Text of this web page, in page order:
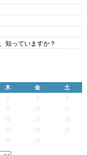
知っていますか？
木 金
土
2 3
4
9
16 17
23 24
25
30 31